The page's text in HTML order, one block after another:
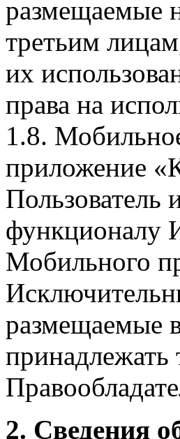
размещаемые
третьим
их
права на
1.8.
приложение
Пользователь
функционалу
Мобильного
размещаемые
2. Сведения